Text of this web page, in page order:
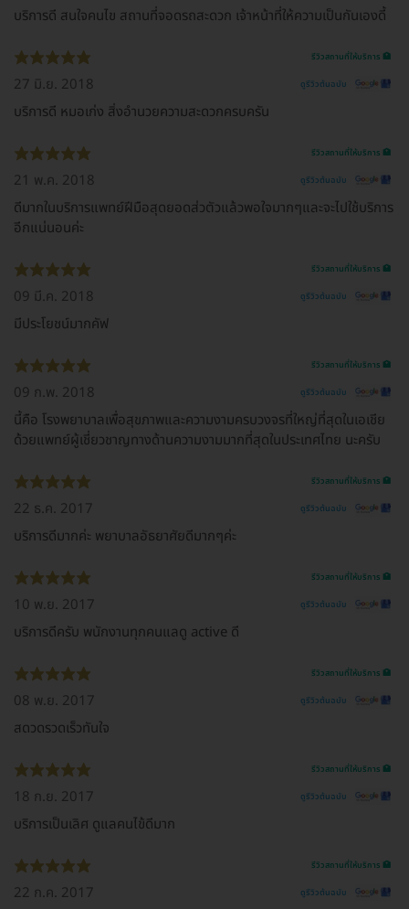
บริการดี สนใจคนไข สถานที่จอดรถสะดวก เจ้าหน้าที่ให้ความเป็นกันเองดี้
รีวิวสถานที่ให้บริการ 🏥
27 มิ.ย. 2018 ดูรีวิวต้นฉบับ
บริการดี หมอเก่ง สิ่งอำนวยความสะดวกครบครัน
รีวิวสถานที่ให้บริการ 🏥
21 พ.ค. 2018 ดูรีวิวต้นฉบับ
ดีมากในบริการแพทย์ฝีมือสุดยอดส่วตัวแล้วพอใจมากๆและจะไปใช้บริการ
อีกแน่นอนค่ะ
รีวิวสถานที่ให้บริการ 🏥
09 มี.ค. 2018 ดูรีวิวต้นฉบับ
มีประโยชน์มากคัฟ
รีวิวสถานที่ให้บริการ 🏥
09 ก.พ. 2018 ดูรีวิวต้นฉบับ
นี้คือ โรงพยาบาลเพื่อสุขภาพและความงามครบวงจรที่ใหญ่ที่สุดในเอเชีย
ด้วยแพทย์ผู้เชี่ยวชาญทางด้านความงามมากที่สุดในประเทศไทย นะครับ
รีวิวสถานที่ให้บริการ 🏥
22 ธ.ค. 2017 ดูรีวิวต้นฉบับ
บริการดีมากค่ะ พยาบาลอัธยาศัยดีมากๆค่ะ
รีวิวสถานที่ให้บริการ 🏥
10 พ.ย. 2017 ดูรีวิวต้นฉบับ
บริการดีครับ พนักงานทุกคนแลดู active ดี
รีวิวสถานที่ให้บริการ 🏥
08 พ.ย. 2017 ดูรีวิวต้นฉบับ
สดวดรวดเร็วทันใจ
รีวิวสถานที่ให้บริการ 🏥
18 ก.ย. 2017 ดูรีวิวต้นฉบับ
บริการเป็นเลิศ ดูแลคนไข้ดีมาก
รีวิวสถานที่ให้บริการ 🏥
22 ก.ค. 2017 ดูรีวิวต้นฉบับ